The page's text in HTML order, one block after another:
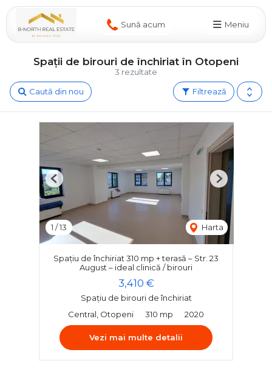
Sună acum Meniu
3 rezultate
Spații de birouri de închiriat în Otopeni
Filtrează
Caută din nou
1 /13 Harta
Previous Next
Spațiu de închiriat 310 mp + terasă – Str. 23
August – ideal clinică / birouri
3,410 €
Spațiu de birouri de închiriat
Central, Otopeni
310 mp 2020
Vezi mai multe detalii